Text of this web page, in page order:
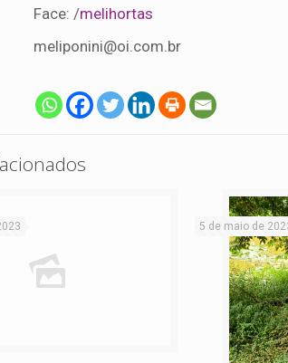
Face: /melihortas
meliponini@oi.com.br
5 de maio de